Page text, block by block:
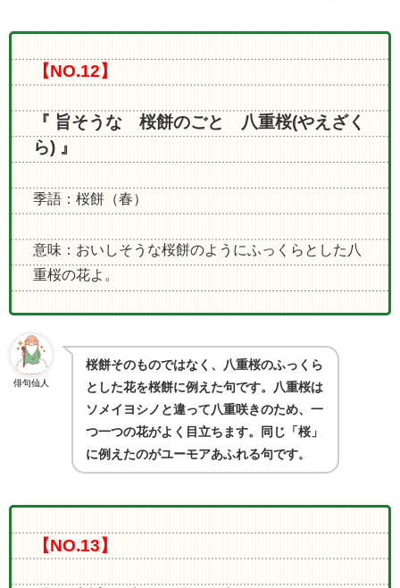
【NO.12】
『 旨そうな 桜餅のごと 八重桜(やえざく
ら) 』
季語：桜餅（春）
意味：おいしそうな桜餅のようにふっくらとした八
重桜の花よ。
俳句仙人
桜餅そのものではなく、八重桜のふっくら
とした花を桜餅に例えた句です。八重桜は
ソメイヨシノと違って八重咲きのため、一
つ一つの花がよく目立ちます。同じ「桜」
に例えたのがユーモアあふれる句です。
【NO.13】